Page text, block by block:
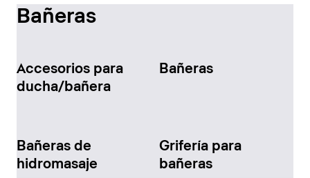
Bañeras
Accesorios para
ducha/bañera
Bañeras
Bañeras de
hidromasaje
Grifería para
bañeras